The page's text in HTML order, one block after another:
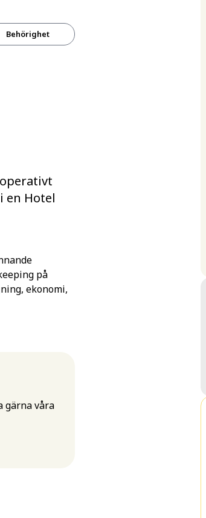
Behörighet
en Hotel
på
ekonomi,
gärna våra